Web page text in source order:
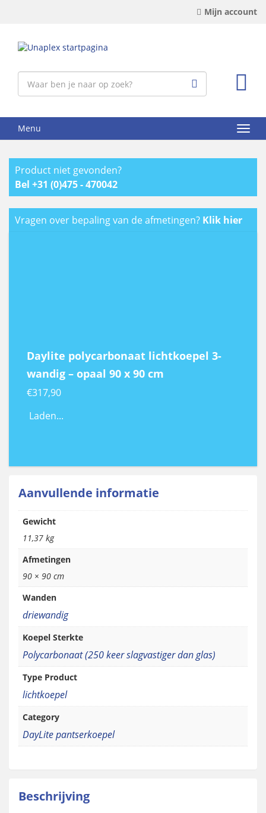
Mijn account
Menu
Product niet gevonden?
Bel +31 (0)475 - 470042
Vragen over bepaling van de afmetingen? Klik hier
Daylite polycarbonaat lichtkoepel 3-
wandig – opaal 90 x 90 cm
€317,90
Laden...
Aanvullende informatie
Gewicht
11,37 kg
Afmetingen
90 × 90 cm
Wanden
driewandig
Koepel Sterkte
Polycarbonaat (250 keer slagvastiger dan glas)
Type Product
lichtkoepel
Category
DayLite pantserkoepel
Beschrijving